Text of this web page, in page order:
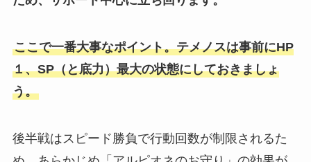
ここで一番大事なポイント。テメノスは事前にHP
１、SP（と底力）最大の状態にしておきましょ
う。
後半戦はスピード勝負で行動回数が制限されるた